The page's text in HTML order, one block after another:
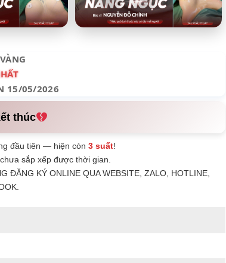
15/05/2026
thúc
đầu tiên — hiện còn3 suất!
sắp xếp được thời gian.
ĐĂNG KÝ ONLINE QUA WEBSITE, ZALO, HOTLINE,